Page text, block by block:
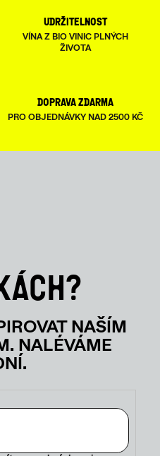
V
U
udržitelnost
VÍNA Z BIO VINIC PLNÝCH
ŽIVOTA
doprava zdarma
PRO OBJEDNÁVKY NAD 2500 KČ